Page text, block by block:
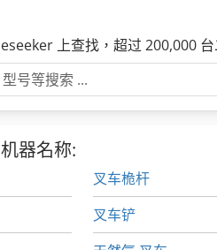
上查找，超过 200,000 台
器名称:
叉车桅杆
叉车铲